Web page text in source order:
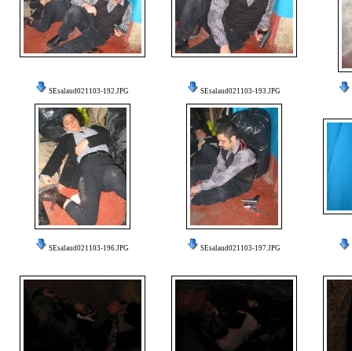
SEsalaud021103-192.JPG SEsalaud021103-193.JPG
SEsalaud021103-196.JPG SEsalaud021103-197.JPG